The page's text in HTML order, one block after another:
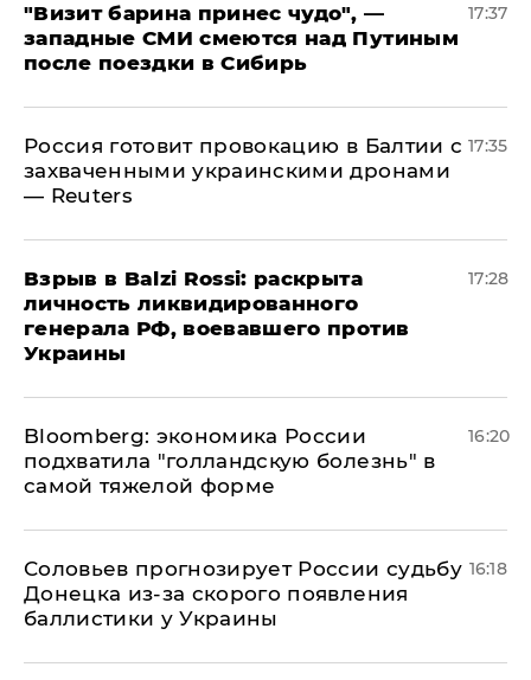
"Визит барина принес чудо", —
западные СМИ смеются над Путиным
после поездки в Сибирь
17:37
​Россия готовит провокацию в Балтии с
захваченными украинскими дронами
— Reuters
17:35
​Взрыв в Balzi Rossi: раскрыта
личность ликвидированного
генерала РФ, воевавшего против
Украины
17:28
Bloomberg: экономика России
подхватила "голландскую болезнь" в
самой тяжелой форме
16:20
Соловьев прогнозирует России судьбу
Донецка из-за скорого появления
баллистики у Украины
16:18